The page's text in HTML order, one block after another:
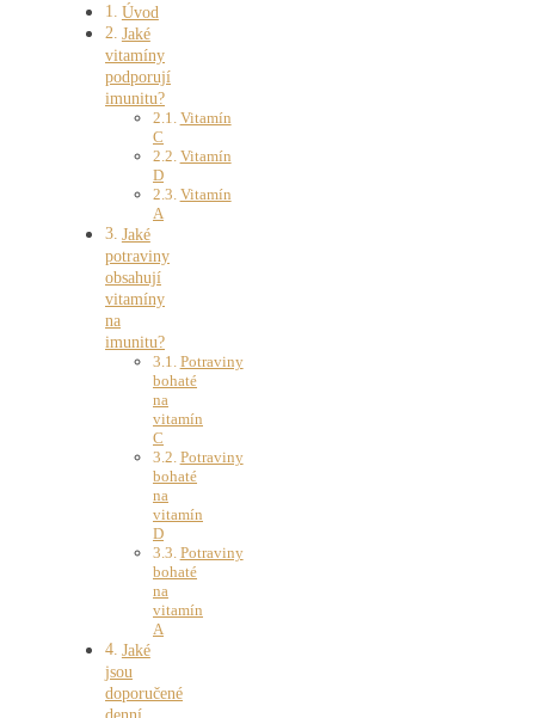
Úvod
Jaké
vitamíny
podporují
imunitu?
Vitamín
C
Vitamín
D
Vitamín
A
Jaké
potraviny
obsahují
vitamíny
na
imunitu?
Potraviny
bohaté
na
vitamín
C
Potraviny
bohaté
na
vitamín
D
Potraviny
bohaté
na
vitamín
A
Jaké
jsou
doporučené